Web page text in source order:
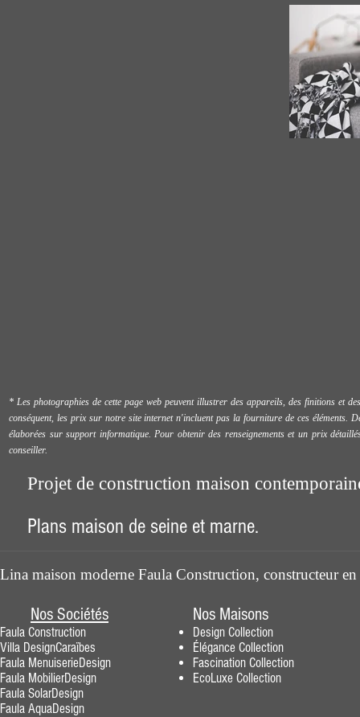
* Les photographies de cette page web peuvent illustrer des appareils, des finitions et
conséquent, les prix sur notre site internet n'incluent pas la fourniture de ces éléments.
élaborées sur support informatique. Pour obtenir des renseignements et un prix
conseiller.
Projet de construction maison
Plans maison de seine et marne.
Lina maison moderne Faula Construction, constructeur
Nos Sociétés
Faula Construction
Villa DesignCaraïbes
Faula MenuiserieDesign
Faula MobilierDesign
Faula SolarDesign
Faula AquaDesign
Nos Maisons
Design Collection
Élégance Collection
Fascination Collection
EcoLuxe Collection